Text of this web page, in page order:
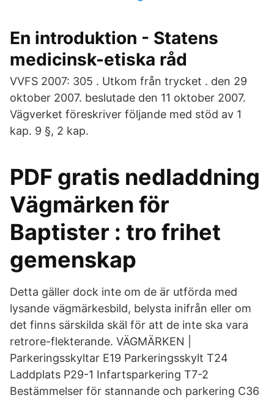
En introduktion - Statens
medicinsk-etiska råd
VVFS 2007: 305 . Utkom från trycket . den 29
oktober 2007. beslutade den 11 oktober 2007.
Vägverket föreskriver följande med stöd av 1
kap. 9 §, 2 kap.
PDF gratis nedladdning
Vägmärken för
Baptister : tro frihet
gemenskap
Detta gäller dock inte om de är utförda med
lysande vägmärkesbild, belysta inifrån eller om
det finns särskilda skäl för att de inte ska vara
retrore-flekterande. VÄGMÄRKEN |
Parkeringsskyltar E19 Parkeringsskylt T24
Laddplats P29-1 Infartsparkering T7-2
Bestämmelser för stannande och parkering C36